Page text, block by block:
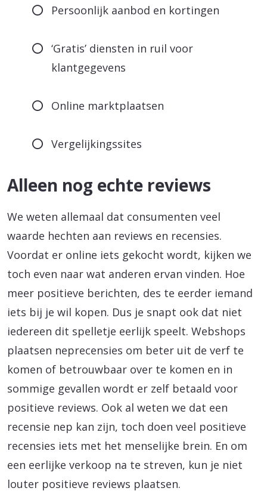
Persoonlijk aanbod en kortingen
‘Gratis’ diensten in ruil voor
klantgegevens
Online marktplaatsen
Vergelijkingssites
Alleen nog echte reviews
We weten allemaal dat consumenten veel
waarde hechten aan reviews en recensies.
Voordat er online iets gekocht wordt, kijken we
toch even naar wat anderen ervan vinden. Hoe
meer positieve berichten, des te eerder iemand
iets bij je wil kopen. Dus je snapt ook dat niet
iedereen dit spelletje eerlijk speelt. Webshops
plaatsen neprecensies om beter uit de verf te
komen of betrouwbaar over te komen en in
sommige gevallen wordt er zelf betaald voor
positieve reviews. Ook al weten we dat een
recensie nep kan zijn, toch doen veel positieve
recensies iets met het menselijke brein. En om
een eerlijke verkoop na te streven, kun je niet
louter positieve reviews plaatsen.